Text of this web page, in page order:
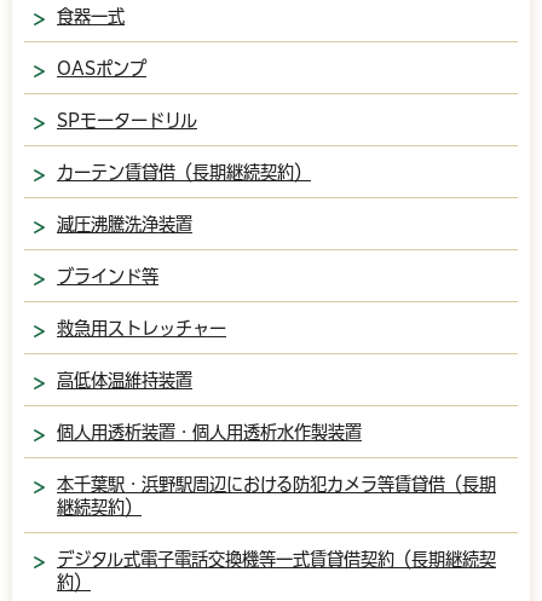
食器一式
OASポンプ
SPモータードリル
カーテン賃貸借（長期継続契約）
減圧沸騰洗浄装置
ブラインド等
救急用ストレッチャー
高低体温維持装置
個人用透析装置・個人用透析水作製装置
本千葉駅・浜野駅周辺における防犯カメラ等賃貸借（長期
継続契約）
デジタル式電子電話交換機等一式賃貸借契約（長期継続契
約）